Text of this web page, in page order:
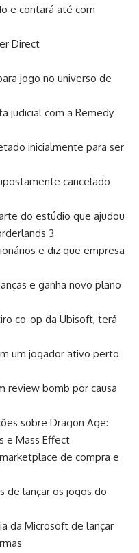
e contará até com
Direct
jogo no universo de
judicial com a Remedy
inicialmente para ser
cancelado
do estúdio que ajudou
3
e diz que empresa
e ganha novo plano
co-op da Ubisoft, terá
um jogador ativo perto
review bomb por causa
sobre Dragon Age:
e Mass Effect
de compra e
de lançar os jogos do
da Microsoft de lançar